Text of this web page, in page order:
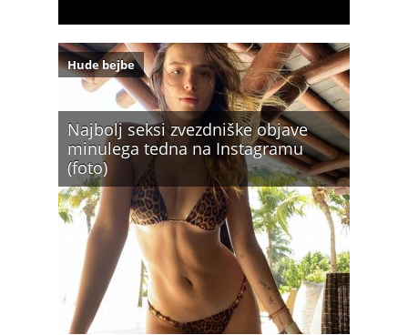
Najbolj seksi zvezdniške objave
minulega tedna na Instagramu
(foto)
Hude bejbe